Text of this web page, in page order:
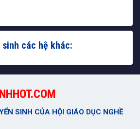
các hệ khác:
SINH CỦA HỘI GIÁO DỤC NGHỀ